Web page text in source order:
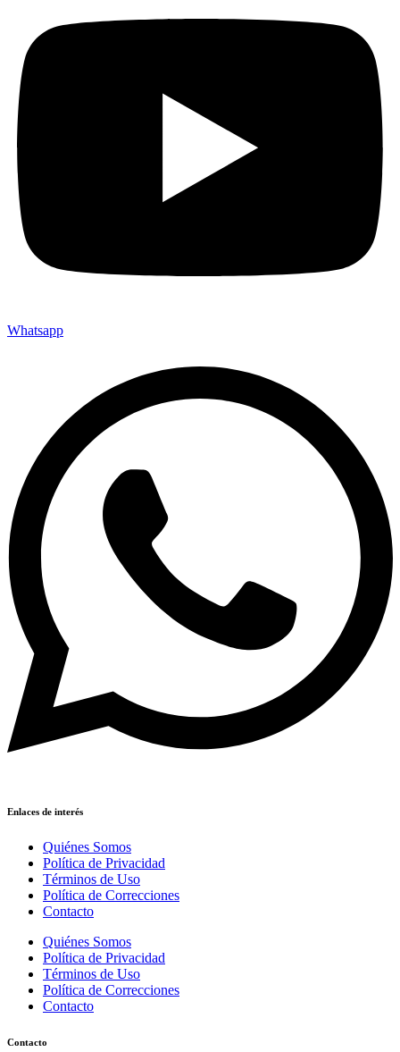
Whatsapp
Enlaces de interés
Quiénes Somos
Política de Privacidad
Términos de Uso
Política de Correcciones
Contacto
Quiénes Somos
Política de Privacidad
Términos de Uso
Política de Correcciones
Contacto
Contacto